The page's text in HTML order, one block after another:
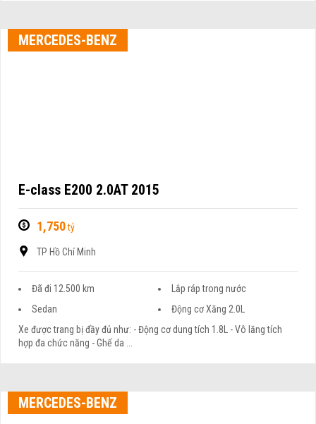
MERCEDES-BENZ
E-class E200 2.0AT 2015
1,750tỷ
TP Hồ Chí Minh
Đã đi 12.500 km
Lắp ráp trong nước
Sedan
Động cơ Xăng 2.0L
Xe được trang bị đầy đủ như: - Động cơ dung tích 1.8L - Vô lăng tích
hợp đa chức năng - Ghế da ...
MERCEDES-BENZ